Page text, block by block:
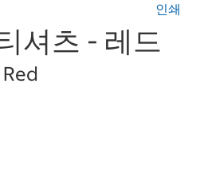
인쇄
셔츠 - 레드